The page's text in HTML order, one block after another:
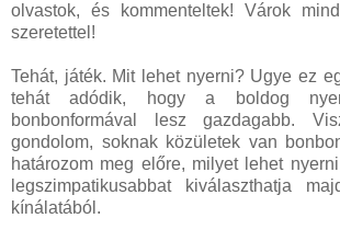
olvastok, és kommenteltek! Várok
szeretettel!
Tehát, játék. Mit lehet nyerni? Ugye ez
tehát adódik, hogy a boldog
bonbonformával lesz gazdagabb.
gondolom, soknak közületek van
határozom meg előre, milyet lehet
legszimpatikusabbat kiválaszthatja
kínálatából.